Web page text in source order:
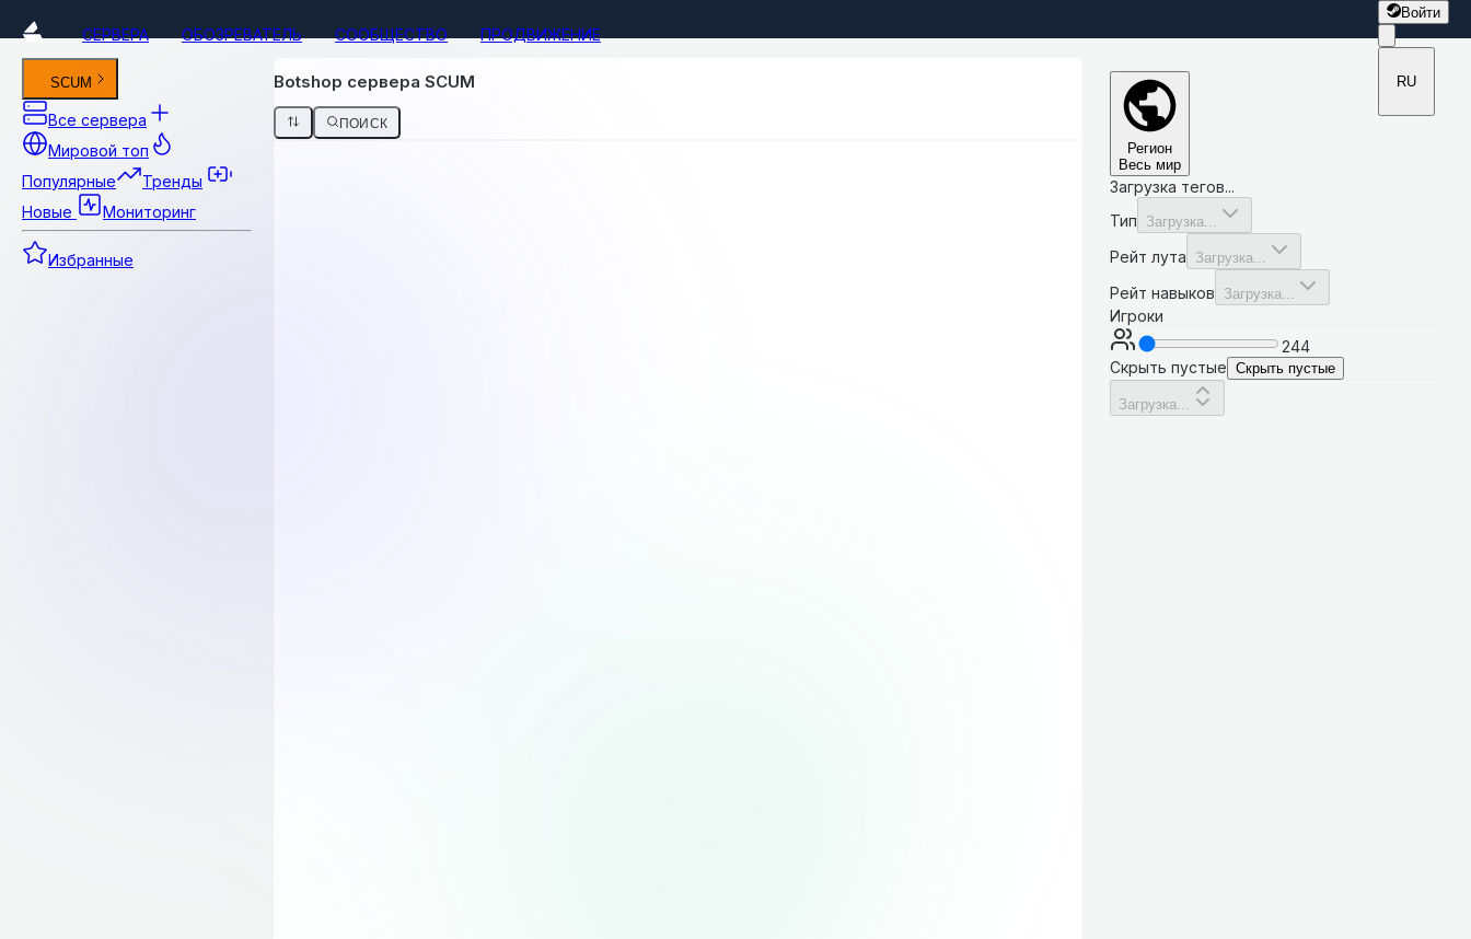
СЕРВЕРА ОБОЗРЕВАТЕЛЬ СООБЩЕСТВО ПРОДВИЖЕНИЕ
Войти
RU
SCUM
Все сервера
Мировой топ
Популярные
Тренды
Новые
Мониторинг
Избранные
Botshop сервера SCUM
ПОИСК
Регион
Весь мир
Загрузка тегов...
Тип
Загрузка...
Рейт лута Загрузка...
Рейт навыков Загрузка...
Игроки
244
Скрыть пустые Скрыть пустые
Загрузка...